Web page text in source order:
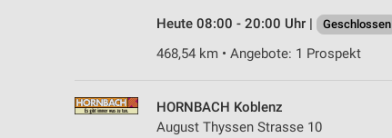
Heute 08:00 - 20:00 Uhr |
Geschlossen
468,54 km • Angebote: 1 Prospekt
HORNBACH Koblenz
August Thyssen Strasse 10